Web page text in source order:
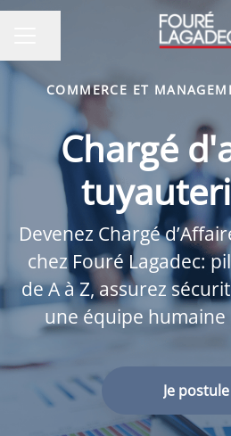
COMMERCE ET
Chargé
Devenez Chargé
chez Fouré Lagadec:
de A à Z, assurez
une équipe
Je